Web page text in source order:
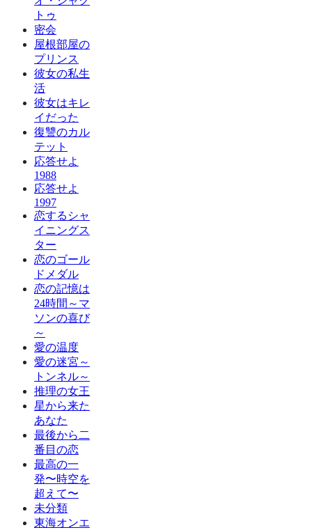
トゥ
密会
屋根部屋の
プリンス
彼女の私生
活
彼女はキレ
イだった
復讐のカル
テット
応答せよ
1988
応答せよ
1997
恋するシャ
イニングス
ター
恋のゴール
ドメダル
恋の記憶は
24時間～マ
ソンの喜び
～
愛の温度
愛の迷宮～
トンネル～
推理の女王
星から来た
あなた
最後から二
番目の恋
最高の一
発〜時空を
超えて〜
未分類
東海オンエ